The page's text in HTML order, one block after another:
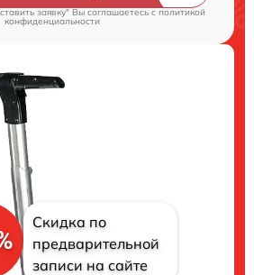
заявку" Вы соглашаетесь cполитикой
конфиденциальности
Скидка по
предварительной
записи на сайте